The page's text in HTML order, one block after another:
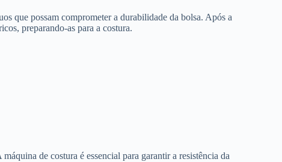
que possam comprometer a durabilidade da bolsa. Após a
preparando-as para a costura.
de costura é essencial para garantir a resistência da